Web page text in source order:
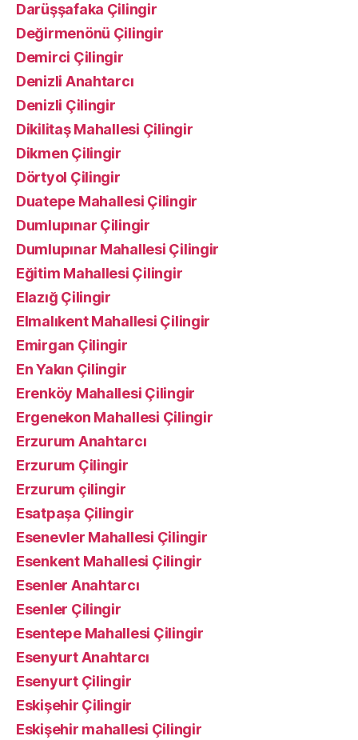
Darüşşafaka Çilingir
Değirmenönü Çilingir
Demirci Çilingir
Denizli Anahtarcı
Denizli Çilingir
Dikilitaş Mahallesi Çilingir
Dikmen Çilingir
Dörtyol Çilingir
Duatepe Mahallesi Çilingir
Dumlupınar Çilingir
Dumlupınar Mahallesi Çilingir
Eğitim Mahallesi Çilingir
Elazığ Çilingir
Elmalıkent Mahallesi Çilingir
Emirgan Çilingir
En Yakın Çilingir
Erenköy Mahallesi Çilingir
Ergenekon Mahallesi Çilingir
Erzurum Anahtarcı
Erzurum Çilingir
Erzurum çilingir
Esatpaşa Çilingir
Esenevler Mahallesi Çilingir
Esenkent Mahallesi Çilingir
Esenler Anahtarcı
Esenler Çilingir
Esentepe Mahallesi Çilingir
Esenyurt Anahtarcı
Esenyurt Çilingir
Eskişehir Çilingir
Eskişehir mahallesi Çilingir